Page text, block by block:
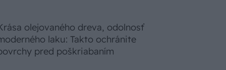
olejovaného dreva, odolnosť
laku: Takto ochránite
pred poškriabaním